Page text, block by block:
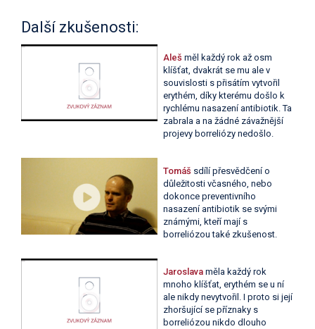
Další zkušenosti:
Aleš měl každý rok až osm
klíšťat, dvakrát se mu ale v
souvislosti s přisátím vytvořil
erythém, díky kterému došlo k
rychlému nasazení antibiotik. Ta
zabrala a na žádné závažnější
projevy borreliózy nedošlo.
Tomáš sdílí přesvědčení o
důležitosti včasného, nebo
dokonce preventivního
nasazení antibiotik se svými
známými, kteří mají s
borreliózou také zkušenost.
Jaroslava měla každý rok
mnoho klíšťat, erythém se u ní
ale nikdy nevytvořil. I proto si její
zhoršující se příznaky s
borreliózou nikdo dlouho